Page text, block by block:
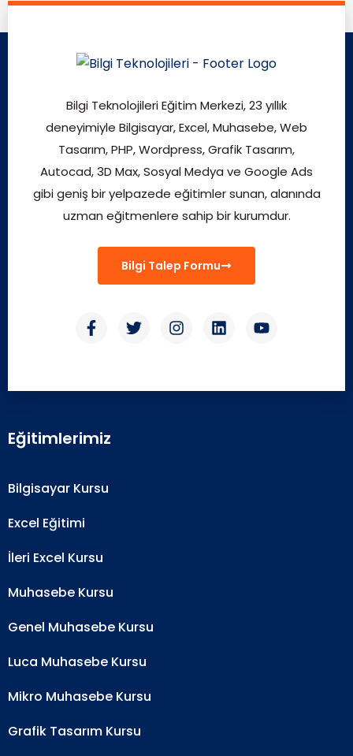
Bilgi Teknolojileri Eğitim Merkezi, 23 yıllık
deneyimiyle Bilgisayar, Excel, Muhasebe, Web
Tasarım, PHP, Wordpress, Grafik Tasarım,
Autocad, 3D Max, Sosyal Medya ve Google Ads
gibi geniş bir yelpazede eğitimler sunan, alanında
uzman eğitmenlere sahip bir kurumdur.
Bilgi Talep Formu
Eğitimlerimiz
Bilgisayar Kursu
Excel Eğitimi
İleri Excel Kursu
Muhasebe Kursu
Genel Muhasebe Kursu
Luca Muhasebe Kursu
Mikro Muhasebe Kursu
Grafik Tasarım Kursu